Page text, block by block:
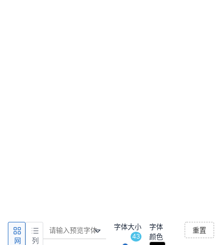
网
列
字体大小
43
字体
颜色
重置